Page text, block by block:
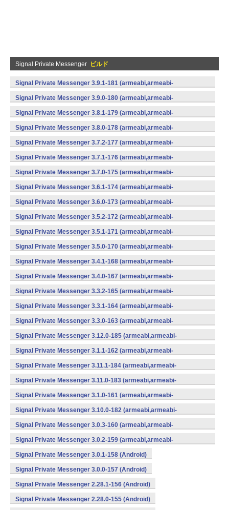
Signal Private Messenger ビルド
Signal Private Messenger 3.9.1-181 (armeabi,armeabi-
v7a,mips,x86) (Android)
Signal Private Messenger 3.9.0-180 (armeabi,armeabi-
v7a,mips,x86) (Android)
Signal Private Messenger 3.8.1-179 (armeabi,armeabi-
v7a,mips,x86) (Android)
Signal Private Messenger 3.8.0-178 (armeabi,armeabi-
v7a,mips,x86) (Android)
Signal Private Messenger 3.7.2-177 (armeabi,armeabi-
v7a,mips,x86) (Android)
Signal Private Messenger 3.7.1-176 (armeabi,armeabi-
v7a,mips,x86) (Android)
Signal Private Messenger 3.7.0-175 (armeabi,armeabi-
v7a,mips,x86) (Android)
Signal Private Messenger 3.6.1-174 (armeabi,armeabi-
v7a,mips,x86) (Android)
Signal Private Messenger 3.6.0-173 (armeabi,armeabi-
v7a,mips,x86) (Android)
Signal Private Messenger 3.5.2-172 (armeabi,armeabi-
v7a,mips,x86) (Android)
Signal Private Messenger 3.5.1-171 (armeabi,armeabi-
v7a,mips,x86) (Android)
Signal Private Messenger 3.5.0-170 (armeabi,armeabi-
v7a,mips,x86) (Android)
Signal Private Messenger 3.4.1-168 (armeabi,armeabi-
v7a,mips,x86) (Android)
Signal Private Messenger 3.4.0-167 (armeabi,armeabi-
v7a,mips,x86) (Android)
Signal Private Messenger 3.3.2-165 (armeabi,armeabi-
v7a,mips,x86) (Android)
Signal Private Messenger 3.3.1-164 (armeabi,armeabi-
v7a,mips,x86) (Android)
Signal Private Messenger 3.3.0-163 (armeabi,armeabi-
v7a,mips,x86) (Android)
Signal Private Messenger 3.12.0-185 (armeabi,armeabi-
v7a,mips,x86) (Android)
Signal Private Messenger 3.1.1-162 (armeabi,armeabi-
v7a,mips,x86) (Android)
Signal Private Messenger 3.11.1-184 (armeabi,armeabi-
v7a,mips,x86) (Android)
Signal Private Messenger 3.11.0-183 (armeabi,armeabi-
v7a,mips,x86) (Android)
Signal Private Messenger 3.1.0-161 (armeabi,armeabi-
v7a,mips,x86) (Android)
Signal Private Messenger 3.10.0-182 (armeabi,armeabi-
v7a,mips,x86) (Android)
Signal Private Messenger 3.0.3-160 (armeabi,armeabi-
v7a,mips,x86) (Android)
Signal Private Messenger 3.0.2-159 (armeabi,armeabi-
v7a,mips,x86) (Android)
Signal Private Messenger 3.0.1-158 (Android)
Signal Private Messenger 3.0.0-157 (Android)
Signal Private Messenger 2.28.1-156 (Android)
Signal Private Messenger 2.28.0-155 (Android)